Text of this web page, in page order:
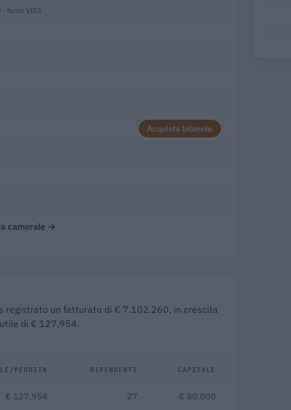
· fonte VIES
Acquista bilancio
camerale →
registrato un fatturato di € 7.102.260, in crescita
di € 127.954.
PERDITA DIPENDENTI CAPITALE
€ 127.954 27 € 80.000